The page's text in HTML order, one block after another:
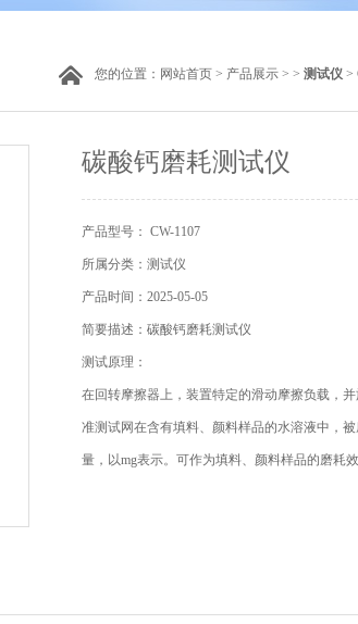
您的位置： 网站首页 > 产品展示 > > 测试仪 >
碳酸钙磨耗测试仪
产品型号： CW-1107
所属分类：测试仪
产品时间：2025-05-05
简要描述：碳酸钙磨耗测试仪
测试原理：
在回转摩擦器上，装置特定的滑动摩擦负载，
准测试网在含有填料、颜料样品的水溶液中，
量，以mg表示。可作为填料、颜料样品的磨耗效